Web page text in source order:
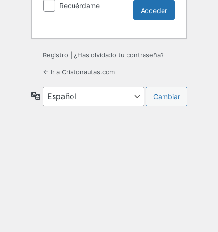
Recuérdame
Registro ¿Has olvidado tu contraseña?
← Ir a Cristonautas.com
Idioma